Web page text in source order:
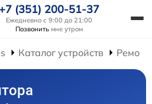
+7 (351) 200-51-37
Ежедневно с 9:00 до 21:00
Позвонить мне утром
Каталог устройств